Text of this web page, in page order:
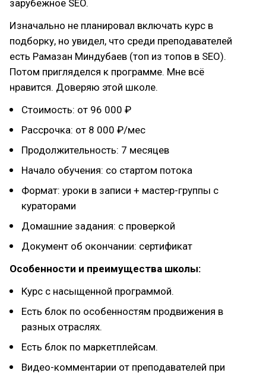
зарубежное SEO.
Изначально не планировал включать курс в
подборку, но увидел, что среди преподавателей
есть Рамазан Миндубаев (топ из топов в SEO).
Потом пригляделся к программе. Мне всё
нравится. Доверяю этой школе.
Стоимость: от 96 000 ₽
Рассрочка: от 8 000 ₽/мес
Продолжительность: 7 месяцев
Начало обучения: со стартом потока
Формат: уроки в записи + мастер-группы с
кураторами
Домашние задания: с проверкой
Документ об окончании: сертификат
Особенности и преимущества школы:
Курс с насыщенной программой.
Есть блок по особенностям продвижения в
разных отраслях.
Есть блок по маркетплейсам.
Видео-комментарии от преподавателей при